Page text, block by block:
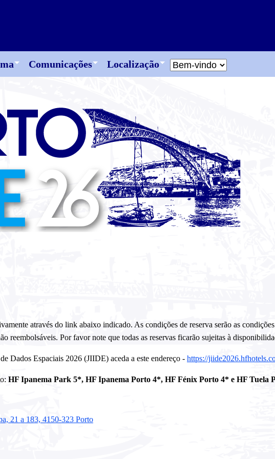
Comunicações Localização
através do link abaixo indicado. As condições de reserva serão as
reembolsáveis. Por favor note que todas as reservas ficarão sujeitas à
Dados Espaciais 2026 (JIIDE) aceda a este endereço - https://
HF Ipanema Park 5*, HF Ipanema Porto 4*, HF Fénix Porto 4* e HF Tuela
21 a 183, 4150-323 Porto